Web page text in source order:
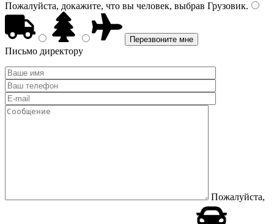
Пожалуйста, докажите, что вы человек, выбрав Грузовик.
Письмо директору
Пожалуйста,